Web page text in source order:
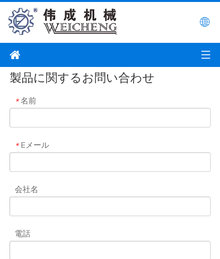
製品に関するお問い合わせ
* 名前
* Eメール
会社名
電話